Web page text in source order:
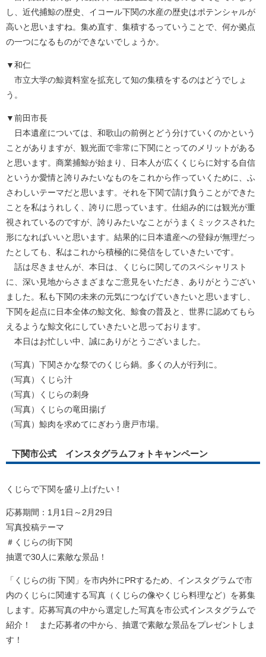
し、近代捕鯨の歴史、イコール下関の水産の歴史はポテンシャルが
高いと思いますね。集め直す、集積するっていうことで、何か拠点
の一つになるものができないでしょうか。
▼和仁
市立大学の鯨資料室を拡充して知の集積をするのはどうでしょ
う。
▼前田市長
日本遺産については、和歌山の前例とどう分けていくのかという
ことがありますが、観光面で非常に下関にとってのメリットがある
と思います。商業捕鯨が始まり、日本人が広くくじらに対する自信
というか愛情と誇りみたいなものをこれから作っていくために、ふ
さわしいテーマだと思います。それを下関で請け負うことができた
ことを私はうれしく、誇りに思っています。仕組み的には観光が重
視されているのですが、誇りみたいなことがうまくミックスされた
形になればいいと思います。結果的に日本遺産への登録が無理だっ
たとしても、私はこれから積極的に発信をしていきたいです。
話は尽きませんが、本日は、くじらに関してのスペシャリスト
に、深い見地からさまざまなご意見をいただき、ありがとうござい
ました。私も下関の未来の元気につなげていきたいと思いますし、
下関を起点に日本全体の鯨文化、鯨食の普及と、世界に認めてもら
えるような鯨文化にしていきたいと思っております。
本日はお忙しい中、誠にありがとうございました。
（写真）下関さかな祭でのくじら鍋。多くの人が行列に。
（写真）くじら汁
（写真）くじらの刺身
（写真）くじらの竜田揚げ
（写真）鯨肉を求めてにぎわう唐戸市場。
下関市公式 インスタグラムフォトキャンペーン
くじらで下関を盛り上げたい！
応募期間：1月1日～2月29日
写真投稿テーマ
＃くじらの街下関
抽選で30人に素敵な景品！
「くじらの街 下関」を市内外にPRするため、インスタグラムで市
内のくじらに関連する写真（くじらの像やくじら料理など）を募集
します。応募写真の中から選定した写真を市公式インスタグラムで
紹介！ また応募者の中から、抽選で素敵な景品をプレゼントしま
す！